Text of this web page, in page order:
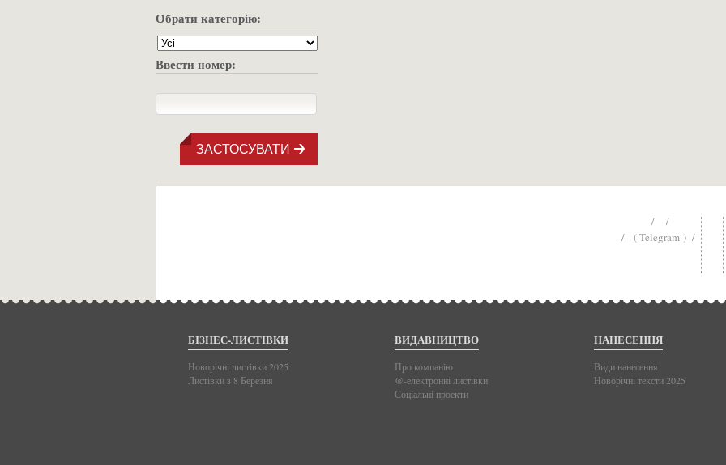
Обрати категорію:
Ввести номер:
ЗАСТОСУВАТИ
/ /
/ ( Telegram ) /
БІЗНЕС-ЛИСТІВКИ
Новорічні листівки 2025
Листівки з 8 Березня
ВИДАВНИЦТВО
Про компанію
@-електронні листівки
Соціальні проекти
НАНЕСЕННЯ
Види нанесення
Новорічні тексти 2025